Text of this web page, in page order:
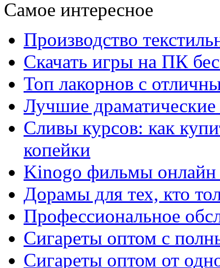
Самое интересное
Производство
Скачать игры на ПК
Топ лакорнов с
Лучшие
Сливы курсов: как
копейки
Kinogo фильмы онлайн
Дорамы для тех, кто
Профессиональное
Сигареты оптом с
Сигареты оптом от